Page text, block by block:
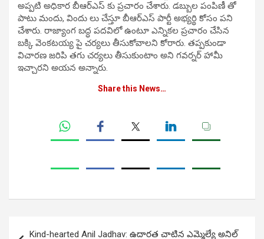
అప్పటి అధికార బీఆర్ఎస్ కు ప్రచారం చేశారు. డబ్బుల పంపిణీ తో
పాటు మందు, విందు లు చేస్తూ బీఆర్ఎస్ పార్టీ అభ్యర్థి కోసం పని
చేశారు. రాజ్యాంగ బద్ధ పదవిలో ఉంటూ ఎన్నికల ప్రచారం చేసిన
బక్కి వెంకటయ్య పై చర్యలు తీసుకోవాలని కోరారు. తప్పకుండా
విచారణ జరిపి తగు చర్యలు తీసుకుంటాం అని గవర్నర్ హామీ
ఇచ్చారని అయన అన్నారు.
Share this News…
Kind-hearted Anil Jadhav: ఉదారత చాటిన ఎమ్మెల్యే అనిల్‌